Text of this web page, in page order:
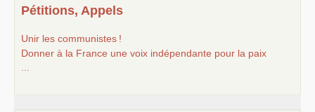
Pétitions, Appels
Unir les communistes !
Donner à la France une voix indépendante pour la paix